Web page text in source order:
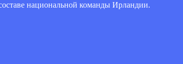
национальной команды Ирландии.